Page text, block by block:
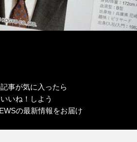
事が気に入ったら
いいね！しよう
の最新情報をお届け